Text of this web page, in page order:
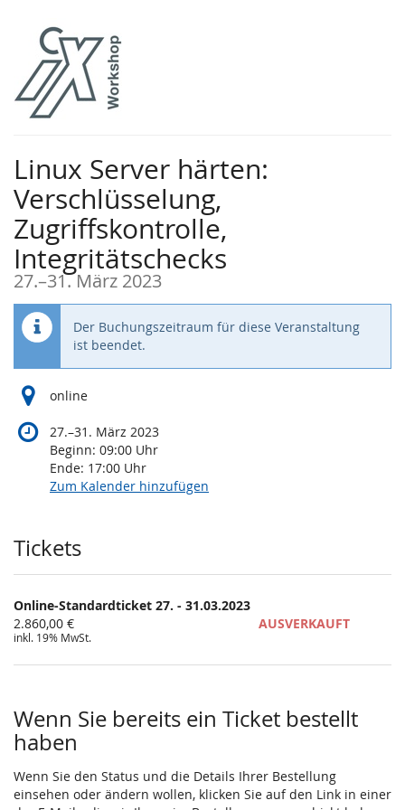
Haupt-
Inhalt
springen
Linux Server härten:
Verschlüsselung,
Zugriffskontrolle,
Integritätschecks
27.–bis
31. März 2023
Der Buchungszeitraum für diese Veranstaltung
ist beendet.
online
27.–bis
31. März 2023
Beginn: 09:00 Uhr
Ende: 17:00 Uhr
Zum Kalender hinzufügen
Produkte
Tickets
Online-Standardticket 27. - 31.03.2023
2.860,00 €
inkl. 19% MwSt.
AUSVERKAUFT
Wenn Sie bereits ein Ticket bestellt
haben
Wenn Sie den Status und die Details Ihrer Bestellung
einsehen oder ändern wollen, klicken Sie auf den Link in einer